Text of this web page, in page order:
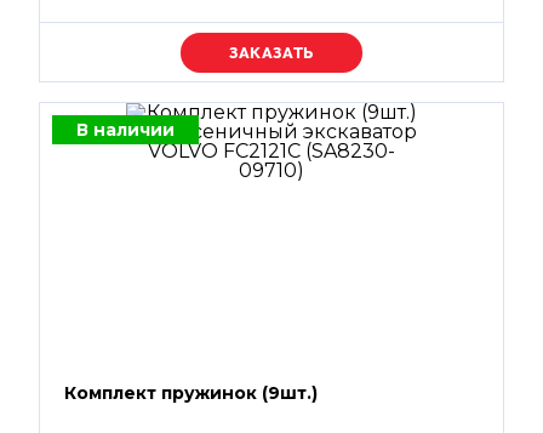
Уточняйте цену
В наличии
Комплект пружинок (9шт.)